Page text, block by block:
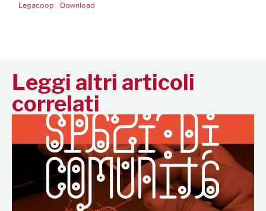
Legacoop
Download
Leggi altri articoli
correlati